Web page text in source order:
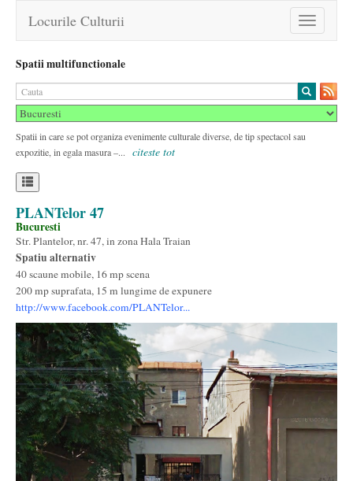
Toggle
navigation
Locurile Culturii
Spatii multifunctionale
Spatii in care se pot organiza evenimente culturale diverse, de tip spectacol sau
expozitie, in egala masura –...
citeste tot
PLANTelor 47
Bucuresti
Str. Plantelor, nr. 47, in zona Hala Traian
Spatiu alternativ
40 scaune mobile, 16 mp scena
200 mp suprafata, 15 m lungime de expunere
http://www.facebook.com/PLANTelor...